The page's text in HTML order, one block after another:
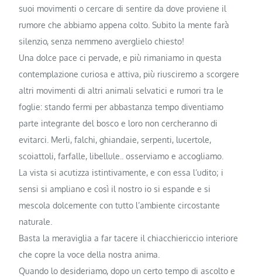
suoi movimenti o cercare di sentire da dove proviene il
rumore che abbiamo appena colto. Subito la mente farà
silenzio, senza nemmeno averglielo chiesto!
Una dolce pace ci pervade, e più rimaniamo in questa
contemplazione curiosa e attiva, più riusciremo a scorgere
altri movimenti di altri animali selvatici e rumori tra le
foglie: stando fermi per abbastanza tempo diventiamo
parte integrante del bosco e loro non cercheranno di
evitarci. Merli, falchi, ghiandaie, serpenti, lucertole,
scoiattoli, farfalle, libellule.. osserviamo e accogliamo.
La vista si acutizza istintivamente, e con essa l’udito; i
sensi si ampliano e così il nostro io si espande e si
mescola dolcemente con tutto l’ambiente circostante
naturale.
Basta la meraviglia a far tacere il chiacchiericcio interiore
che copre la voce della nostra anima.
Quando lo desideriamo, dopo un certo tempo di ascolto e